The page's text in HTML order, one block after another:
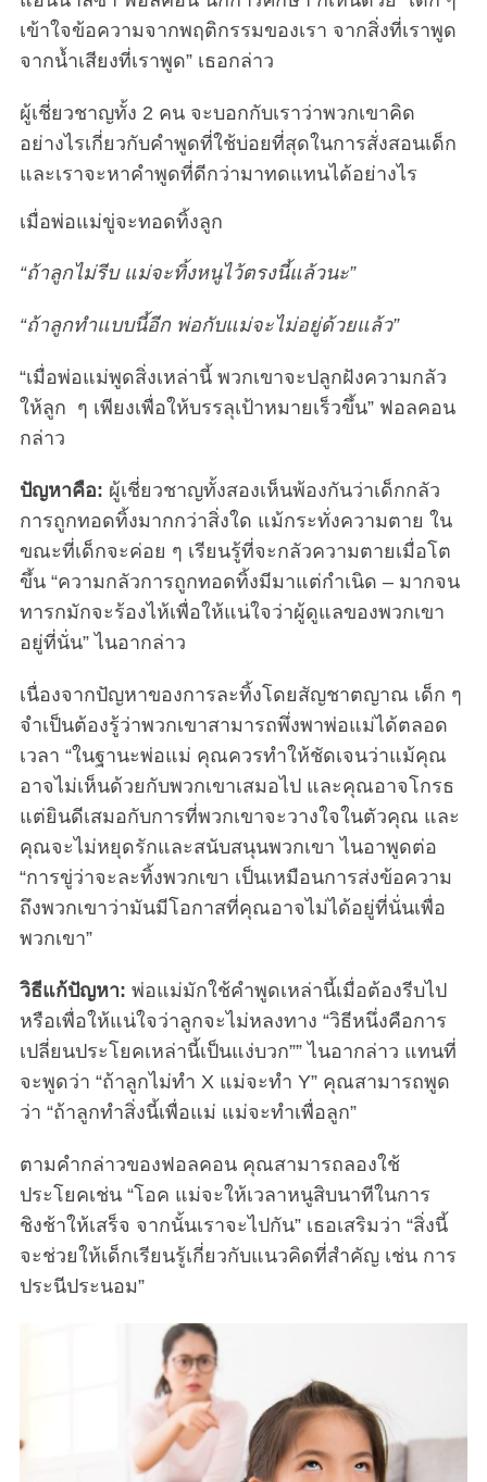
เข้าใจข้อความจากพฤติกรรมของเรา จากสิ่งที่เราพูด
จากน้ำเสียงที่เราพูด” เธอกล่าว
ผู้เชี่ยวชาญทั้ง 2 คน จะบอกกับเราว่าพวกเขาคิด
อย่างไรเกี่ยวกับคำพูดที่ใช้บ่อยที่สุดในการสั่งสอนเด็ก
และเราจะหาคำพูดที่ดีกว่ามาทดแทนได้อย่างไร
เมื่อพ่อแม่ขู่จะทอดทิ้งลูก
“ถ้าลูกไม่รีบ แม่จะทิ้งหนูไว้ตรงนี้แล้วนะ”
“ถ้าลูกทำแบบนี้อีก พ่อกับแม่จะไม่อยู่ด้วยแล้ว”
“เมื่อพ่อแม่พูดสิ่งเหล่านี้ พวกเขาจะปลูกฝังความกลัว
ให้ลูก ๆ เพียงเพื่อให้บรรลุเป้าหมายเร็วขึ้น” ฟอลคอน
กล่าว
ปัญหาคือ: ผู้เชี่ยวชาญทั้งสองเห็นพ้องกันว่าเด็กกลัว
การถูกทอดทิ้งมากกว่าสิ่งใด แม้กระทั่งความตาย ใน
ขณะที่เด็กจะค่อย ๆ เรียนรู้ที่จะกลัวความตายเมื่อโต
ขึ้น “ความกลัวการถูกทอดทิ้งมีมาแต่กำเนิด – มากจน
ทารกมักจะร้องไห้เพื่อให้แน่ใจว่าผู้ดูแลของพวกเขา
อยู่ที่นั่น” ไนอากล่าว
เนื่องจากปัญหาของการละทิ้งโดยสัญชาตญาณ เด็ก ๆ
จำเป็นต้องรู้ว่าพวกเขาสามารถพึ่งพาพ่อแม่ได้ตลอด
เวลา “ในฐานะพ่อแม่ คุณควรทำให้ชัดเจนว่าแม้คุณ
อาจไม่เห็นด้วยกับพวกเขาเสมอไป และคุณอาจโกรธ
แต่ยินดีเสมอกับการที่พวกเขาจะวางใจในตัวคุณ และ
คุณจะไม่หยุดรักและสนับสนุนพวกเขา ไนอาพูดต่อ
“การขู่ว่าจะละทิ้งพวกเขา เป็นเหมือนการส่งข้อความ
ถึงพวกเขาว่ามันมีโอกาสที่คุณอาจไม่ได้อยู่ที่นั่นเพื่อ
พวกเขา”
วิธีแก้ปัญหา: พ่อแม่มักใช้คำพูดเหล่านี้เมื่อต้องรีบไป
หรือเพื่อให้แน่ใจว่าลูกจะไม่หลงทาง “วิธีหนึ่งคือการ
เปลี่ยนประโยคเหล่านี้เป็นแง่บวก”” ไนอากล่าว แทนที่
จะพูดว่า “ถ้าลูกไม่ทำ X แม่จะทำ Y” คุณสามารถพูด
ว่า “ถ้าลูกทำสิ่งนี้เพื่อแม่ แม่จะทำเพื่อลูก”
ตามคำกล่าวของฟอลคอน คุณสามารถลองใช้
ประโยคเช่น “โอค แม่จะให้เวลาหนูสิบนาทีในการ
ชิงช้าให้เสร็จ จากนั้นเราจะไปกัน” เธอเสริมว่า “สิ่งนี้
จะช่วยให้เด็กเรียนรู้เกี่ยวกับแนวคิดที่สำคัญ เช่น การ
ประนีประนอม”
S
e
a
r
c
o
r
: